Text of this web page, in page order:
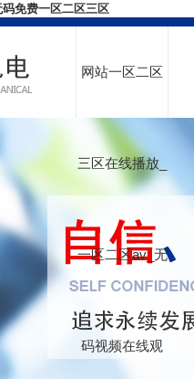
免费一区二区三区
网站一区二区
三区在线播放_
一区二区av_无
码视频在线观